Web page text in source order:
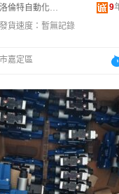
蘇州洛倫特自動化設備有限公司
9
貨速度： 暫無記錄
嘉定區